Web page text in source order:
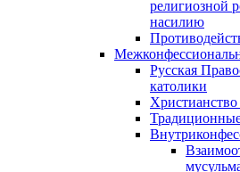
религиозной
насилию
Русская
католики